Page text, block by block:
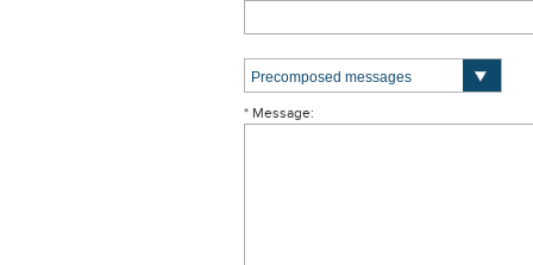
* Message: